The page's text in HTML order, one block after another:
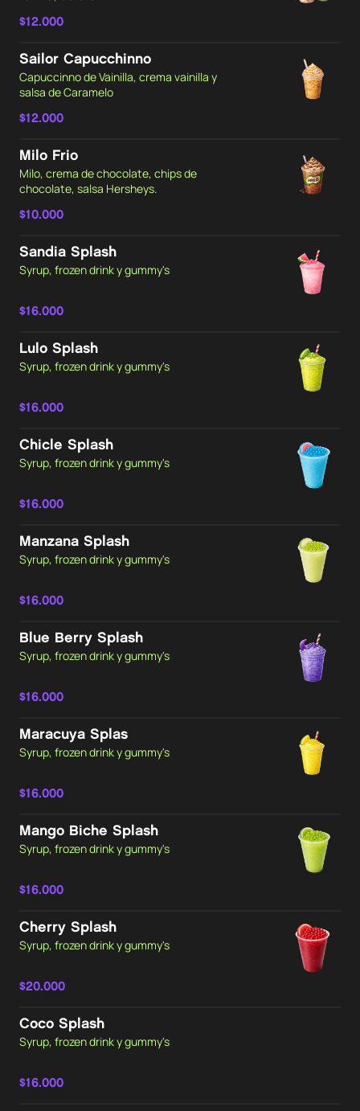
$12.000
Sailor Capucchinno
Capuccinno de Vainilla, crema vainilla y
salsa de Caramelo
$12.000
Milo Frio
Milo, crema de chocolate, chips de
chocolate, salsa Hersheys.
$10.000
Sandia Splash
Syrup, frozen drink y gummy's
$16.000
Lulo Splash
Syrup, frozen drink y gummy's
$16.000
Chicle Splash
Syrup, frozen drink y gummy's
$16.000
Manzana Splash
Syrup, frozen drink y gummy's
$16.000
Blue Berry Splash
Syrup, frozen drink y gummy's
$16.000
Maracuya Splas
Syrup, frozen drink y gummy's
$16.000
Mango Biche Splash
Syrup, frozen drink y gummy's
$16.000
Cherry Splash
Syrup, frozen drink y gummy's
$20.000
Coco Splash
Syrup, frozen drink y gummy's
$16.000